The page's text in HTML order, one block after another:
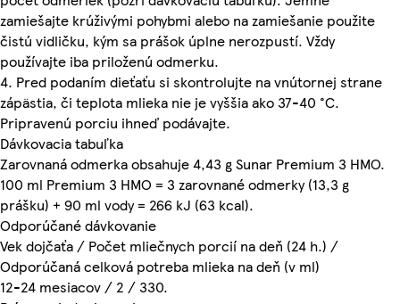
zamiešajte krúživými pohybmi alebo na zamiešanie použite
čistú vidličku, kým sa prášok úplne nerozpustí. Vždy
používajte iba priloženú odmerku.
4. Pred podaním dieťaťu si skontrolujte na vnútornej strane
zápästia, či teplota mlieka nie je vyššia ako 37-40 °C.
Pripravenú porciu ihneď podávajte.
Dávkovacia tabuľka
Zarovnaná odmerka obsahuje 4,43 g Sunar Premium 3 HMO.
100 ml Premium 3 HMO = 3 zarovnané odmerky (13,3 g
prášku) + 90 ml vody = 266 kJ (63 kcal).
Odporúčané dávkovanie
Vek dojčaťa / Počet mliečnych porcií na deň (24 h.) /
Odporúčaná celková potreba mlieka na deň (v ml)
12-24 mesiacov / 2 / 330.